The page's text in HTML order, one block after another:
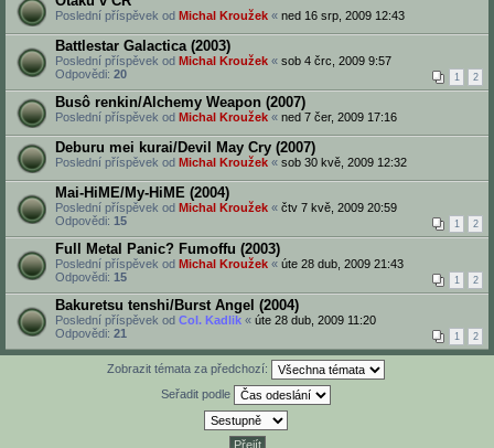
Poslední příspěvek od Michal Kroužek « ned 16 srp, 2009 12:43
Battlestar Galactica (2003)
Poslední příspěvek od Michal Kroužek « sob 4 črc, 2009 9:57
Odpovědi: 20 1 2
Busô renkin/Alchemy Weapon (2007)
Poslední příspěvek od Michal Kroužek « ned 7 čer, 2009 17:16
Deburu mei kurai/Devil May Cry (2007)
Poslední příspěvek od Michal Kroužek « sob 30 kvě, 2009 12:32
Mai-HiME/My-HiME (2004)
Poslední příspěvek od Michal Kroužek « čtv 7 kvě, 2009 20:59
Odpovědi: 15 1 2
Full Metal Panic? Fumoffu (2003)
Poslední příspěvek od Michal Kroužek « úte 28 dub, 2009 21:43
Odpovědi: 15 1 2
Bakuretsu tenshi/Burst Angel (2004)
Poslední příspěvek od Col. Kadlik « úte 28 dub, 2009 11:20
Odpovědi: 21 1 2
Zobrazit témata za předchozí:
Seřadit podle